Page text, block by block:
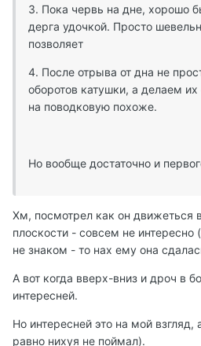
3. Пока червь на дне, хорошо
дерга удочкой. Просто
позволяет
4. После отрыва от дна не
оборотов катушки, а делаем
на поводковую похоже.
Но вообще достаточно и
Хм, посмотрел как он движеться
плоскости - совсем не
не знаком - то нах ему она
А вот когда вверх-вниз и дроч в
интересней.
Но интересней это на мой
равно нихуя не поймал).